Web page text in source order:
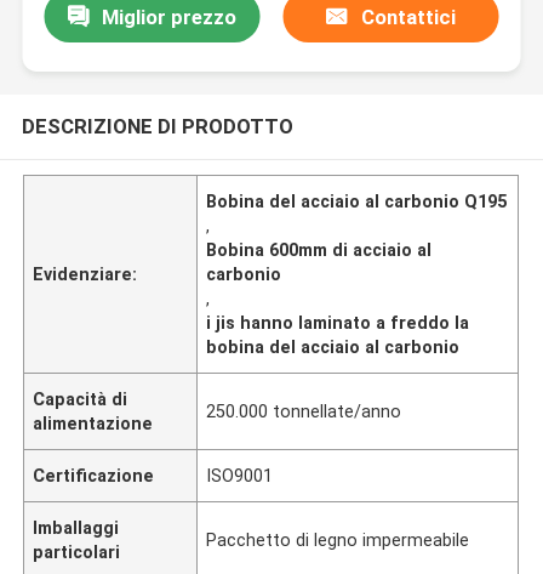
Miglior prezzo Contattici
DESCRIZIONE DI PRODOTTO
Evidenziare:
Bobina del acciaio al carbonio Q195
,
Bobina 600mm di acciaio al
carbonio
,
i jis hanno laminato a freddo la
bobina del acciaio al carbonio
Capacità di
alimentazione
250.000 tonnellate/anno
Certificazione ISO9001
Imballaggi
particolari
Pacchetto di legno impermeabile